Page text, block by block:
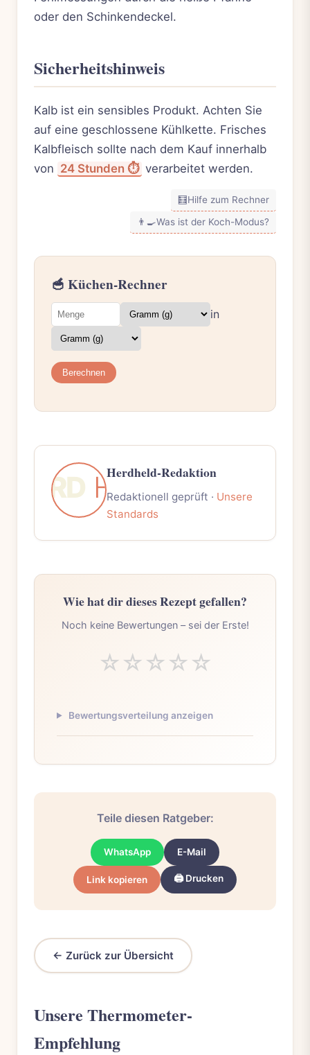
oder den Schinkendeckel.
Sicherheitshinweis
Kalb ist ein sensibles Produkt. Achten Sie
auf eine geschlossene Kühlkette. Frisches
Kalbfleisch sollte nach dem Kauf innerhalb
von 24 Stunden ⏱️ verarbeitet werden.
🧮Hilfe zum Rechner
👨‍🍳Was ist der Koch-Modus?
🥣 Küchen-Rechner
in
Berechnen
Herdheld-Redaktion
Redaktionell geprüft · Unsere
Standards
Wie hat dir dieses Rezept gefallen?
Noch keine Bewertungen – sei der Erste!
☆☆☆☆☆
Bewertungsverteilung anzeigen
Teile diesen Ratgeber:
WhatsApp E-Mail
Link kopieren 🖨️ Drucken
← Zurück zur Übersicht
Unsere Thermometer-
Empfehlung